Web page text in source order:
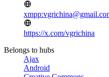
https://x.com/vgrichina
Belongs to hubs
Ajax
Android